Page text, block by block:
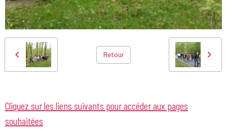
Retour
Cliquez sur les liens suivants pour accéder aux pages
souhaitées